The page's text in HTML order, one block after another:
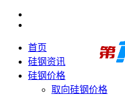
首页
硅钢资讯
硅钢价格
取向硅钢价格